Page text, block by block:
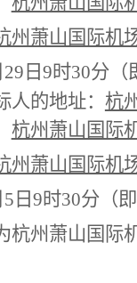
州萧山国际机
29 日 9时30分（
人的地址： 杭
杭州萧山国际
州萧山国际机
5 日 9时30分（
杭州萧山国际